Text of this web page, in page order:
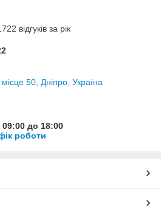
відгуків за рік
50, Дніпро, Україна
до 18:00
роботи